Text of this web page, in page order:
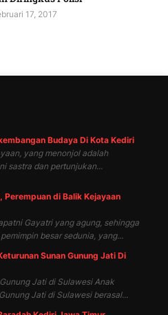
17, 2017
Budaya Di Kota Kediri
yang menonjol adalah
sastra dan pertunjukan...
Perempuan di Balik Kejayaan
Gayatri yang agung, sehingga
besar sedunia, yang...
Sunan Gunung Jati Di
Jati di Sulawesi Anak
Jati di Sulawesi berasal...